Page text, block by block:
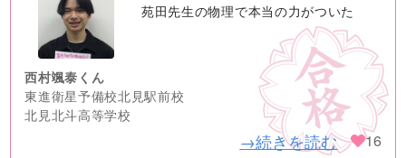
no
image
苑田先生の物理で本当の力がついた
西村颯泰くん
東進衛星予備校北見駅前校
北見北斗高等学校
→続きを読む 16